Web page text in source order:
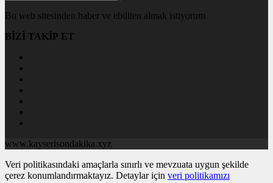
Bu web sitesinden haber ve ebülten almak istiyorum
BİZİ TAKİP ET
www.kayserisondakika.xyz
Veri politikasındaki amaçlarla sınırlı ve mevzuata uygun şekilde
çerez konumlandırmaktayız. Detaylar için veri politikamızı